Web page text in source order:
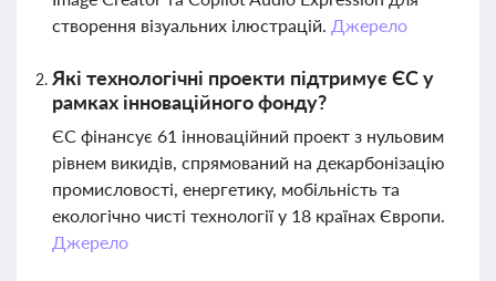
створення візуальних ілюстрацій. Джерело
Які технологічні проекти підтримує ЄС у
рамках інноваційного фонду?
ЄС фінансує 61 інноваційний проект з нульовим
рівнем викидів, спрямований на декарбонізацію
промисловості, енергетику, мобільність та
екологічно чисті технології у 18 країнах Європи.
Джерело